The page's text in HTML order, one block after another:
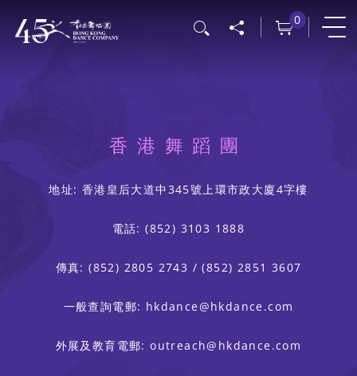
0
香港舞蹈團
地址: 香港皇后大道中345號上環市政大廈4字樓
電話: (852) 3103 1888
傳真: (852) 2805 2743 / (852) 2851 3607
一般查詢電郵: hkdance@hkdance.com
外展及教育電郵: outreach@hkdance.com